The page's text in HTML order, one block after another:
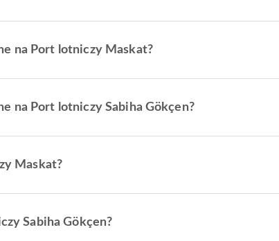
na Port lotniczy Maskat?
na Port lotniczy Sabiha Gökçen?
Maskat?
Sabiha Gökçen?